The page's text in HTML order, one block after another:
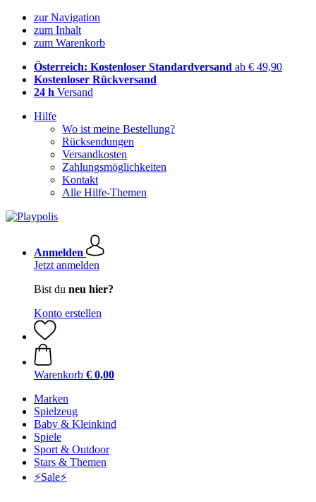
zur Navigation
zum Inhalt
zum Warenkorb
Österreich: Kostenloser Standardversand ab € 49,90
Kostenloser Rückversand
24 h Versand
Hilfe
Wo ist meine Bestellung?
Rücksendungen
Versandkosten
Zahlungsmöglichkeiten
Kontakt
Alle Hilfe-Themen
Anmelden
Jetzt anmelden
Bist du neu hier?
Konto erstellen
Warenkorb € 0,00
Marken
Spielzeug
Baby & Kleinkind
Spiele
Sport & Outdoor
Stars & Themen
⚡️Sale⚡️